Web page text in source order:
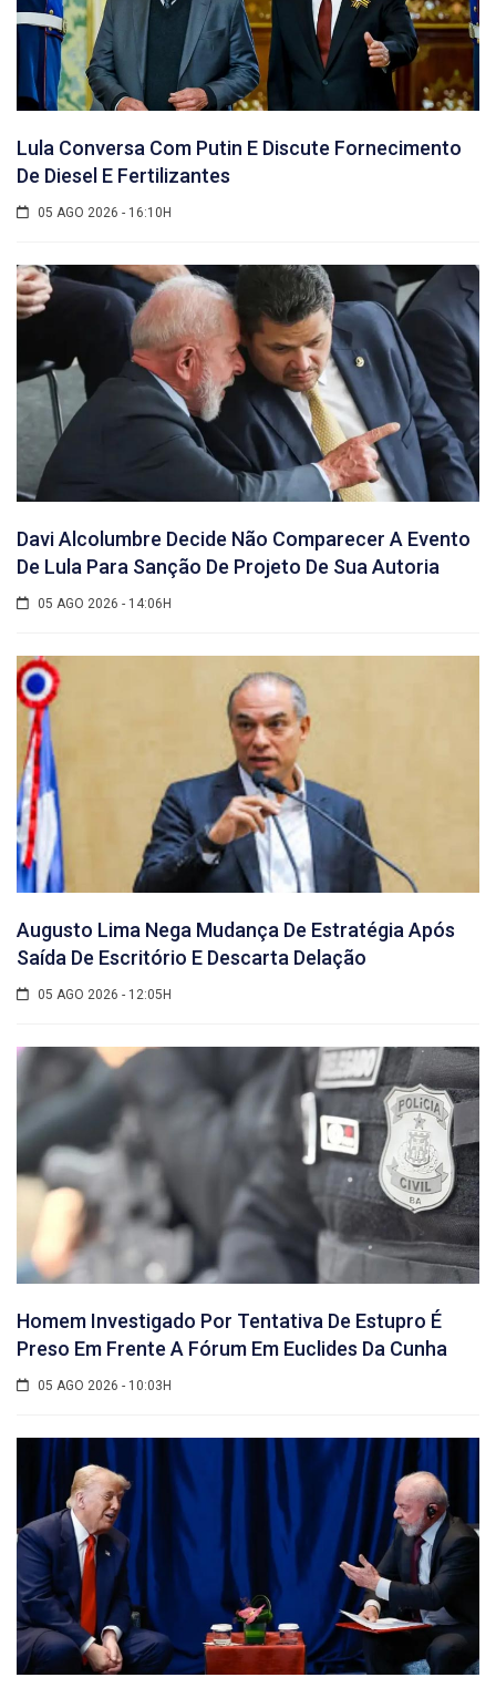
Lula Conversa Com Putin E Discute Fornecimento
De Diesel E Fertilizantes
05 AGO 2026 - 16:10H
Davi Alcolumbre Decide Não Comparecer A Evento
De Lula Para Sanção De Projeto De Sua Autoria
05 AGO 2026 - 14:06H
Augusto Lima Nega Mudança De Estratégia Após
Saída De Escritório E Descarta Delação
05 AGO 2026 - 12:05H
Homem Investigado Por Tentativa De Estupro É
Preso Em Frente A Fórum Em Euclides Da Cunha
05 AGO 2026 - 10:03H